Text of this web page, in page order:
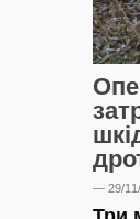
— 29/